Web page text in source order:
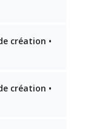
création •
création •